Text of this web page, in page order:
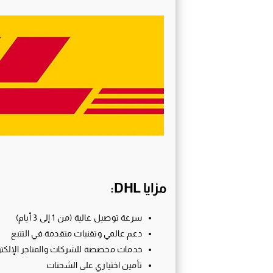
مزايا DHL:
سرعة توصيل عالية (من 1 إلى 3 أيام)
دعم عالمي وتقنيات متقدمة في التتبع
خدمات مخصصة للشركات والمتاجر
تأمين اختياري على الشحنات